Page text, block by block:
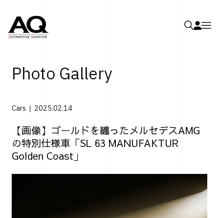
Photo Gallery
Cars 2025.02.14
【画像】ゴールドを纏ったメルセデスAMG
の特別仕様車「SL 63 MANUFAKTUR
Golden Coast」